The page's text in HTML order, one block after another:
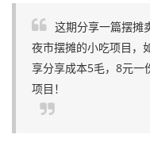
这期分享一篇摆摊
夜市摆摊的小吃项目，
享分享成本5毛，8元一
项目！